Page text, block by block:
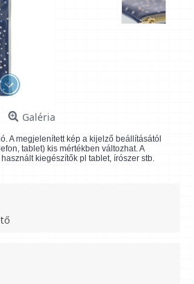
Galéria
A megjelenített kép a kijelző beállításától
tablet) kis mértékben változhat. A
kiegészítők pl tablet, írószer stb.